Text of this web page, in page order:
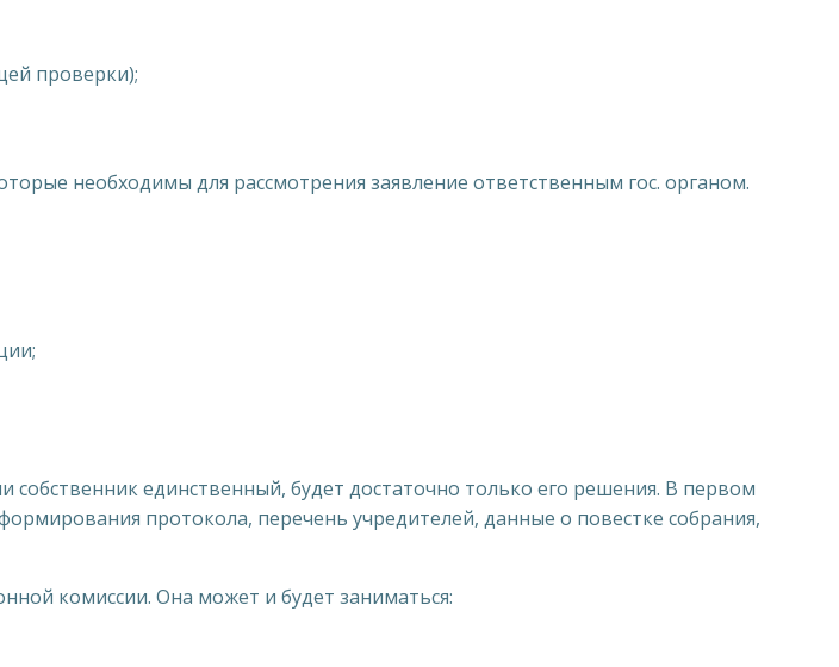
проверки);
необходимы для рассмотрения заявление ответственным гос. органом.
собственник единственный, будет достаточно только его решения. В первом
протокола, перечень учредителей, данные о повестке собрания,
комиссии. Она может и будет заниматься: